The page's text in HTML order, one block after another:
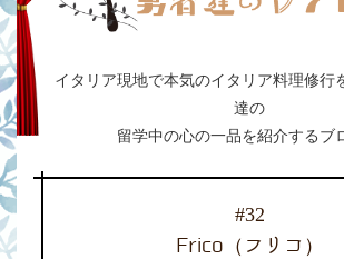
イタリア現地で本気のイタリア料理修行
達の
留学中の心の一品を紹介するブ
#32
Frico（フリコ）